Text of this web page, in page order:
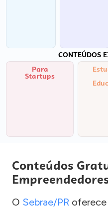
CONTEÚDOS
Para
Startups
Conteúdos
O Sebrae/PR oferece